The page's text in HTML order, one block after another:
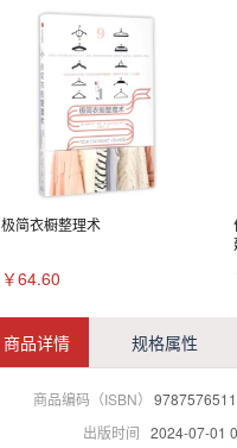
极简衣橱整理术
￥64.60
商品详情 规格属性
商品编码（ISBN）
出版时间 2024-07-01